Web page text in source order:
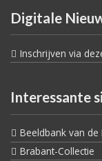
Digitale
Inschrijven via
Interessante
Beeldbank van
Brabant-Collectie